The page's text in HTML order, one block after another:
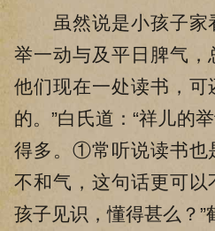
虽然说是小孩子家
举一动与及平日脾气，
他们现在一处读书，可
的。”白氏道：“祥儿的
得多。①常听说读书也
不和气，这句话更可
孩子见识，懂得甚么？”